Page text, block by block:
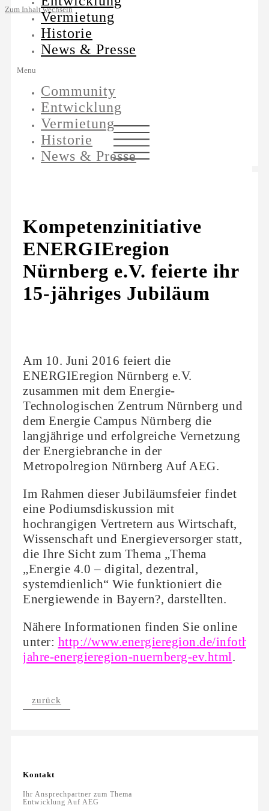
Zum Inhalt wechselnVermietung
Historie
News & Presse
Menu
Community
Entwicklung
Vermietung
Historie
News & Presse
Kompetenzinitiative
ENERGIEregion
Nürnberg e.V. feierte ihr
15-jähriges Jubiläum
Am 10. Juni 2016 feiert die
ENERGIEregion Nürnberg e.V.
zusammen mit dem Energie-
Technologischen Zentrum Nürnberg und
dem Energie Campus Nürnberg die
langjährige und erfolgreiche Vernetzung
der Energiebranche in der
Metropolregion Nürnberg Auf AEG.
Im Rahmen dieser Jubiläumsfeier findet
eine Podiumsdiskussion mit
hochrangigen Vertretern aus Wirtschaft,
Wissenschaft und Energieversorger statt,
die Ihre Sicht zum Thema „Thema
„Energie 4.0 – digital, dezentral,
systemdienlich“ Wie funktioniert die
Energiewende in Bayern?, darstellten.
Nähere Informationen finden Sie online
unter: http://www.energieregion.de/
jahre-energieregion-nuernberg-ev.html.
zurück
Kontakt
Ihr Ansprechpartner zum Thema
Entwicklung Auf AEG